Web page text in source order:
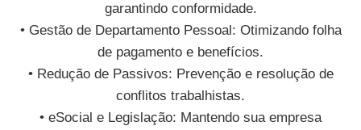
garantindo conformidade.
• Gestão de Departamento Pessoal: Otimizando folha
de pagamento e benefícios.
• Redução de Passivos: Prevenção e resolução de
conflitos trabalhistas.
• eSocial e Legislação: Mantendo sua empresa